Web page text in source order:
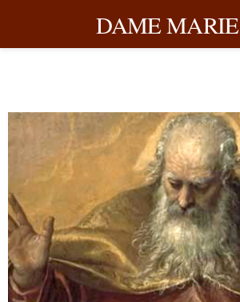
DAME MARIE